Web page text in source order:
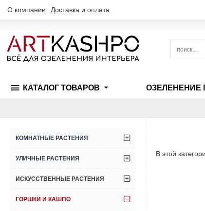
О компании Доставка и оплата
поиск...
КАТАЛОГ ТОВАРОВ ОЗЕЛЕНЕНИЕ
КОМНАТНЫЕ РАСТЕНИЯ
УЛИЧНЫЕ РАСТЕНИЯ
ИСКУССТВЕННЫЕ РАСТЕНИЯ
ГОРШКИ И КАШПО
В этой